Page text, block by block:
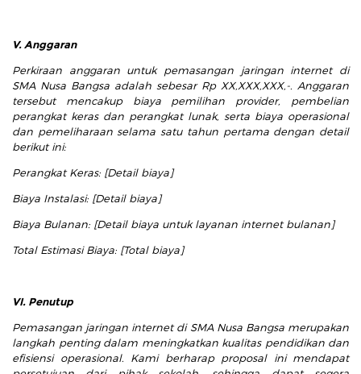
V. Anggaran
Perkiraan anggaran untuk pemasangan jaringan internet di
SMA Nusa Bangsa adalah sebesar Rp XX,XXX,XXX,-. Anggaran
tersebut mencakup biaya pemilihan provider, pembelian
perangkat keras dan perangkat lunak, serta biaya operasional
dan pemeliharaan selama satu tahun pertama dengan detail
berikut ini:
Perangkat Keras: [Detail biaya]
Biaya Instalasi: [Detail biaya]
Biaya Bulanan: [Detail biaya untuk layanan internet bulanan]
Total Estimasi Biaya: [Total biaya]
VI. Penutup
Pemasangan jaringan internet di SMA Nusa Bangsa merupakan
langkah penting dalam meningkatkan kualitas pendidikan dan
efisiensi operasional. Kami berharap proposal ini mendapat